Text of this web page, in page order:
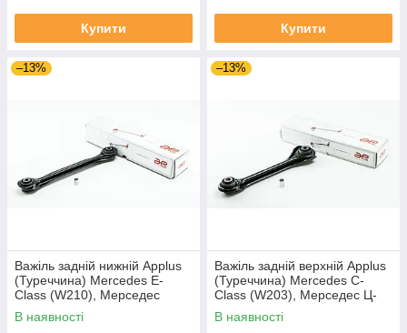
Купити Купити
–13%
Важіль задній нижній Applus
(Туреччина) Mercedes E-
Class (W210), Мерседес
(В210) 95-03 #11978AP
UAYOQWY4
В наявності
–13%
Важіль задній верхній Applus
(Туреччина) Mercedes C-
Class (W203), Мерседес Ц-
Клас В203 00-07#11688AP
UARFBXP4
В наявності